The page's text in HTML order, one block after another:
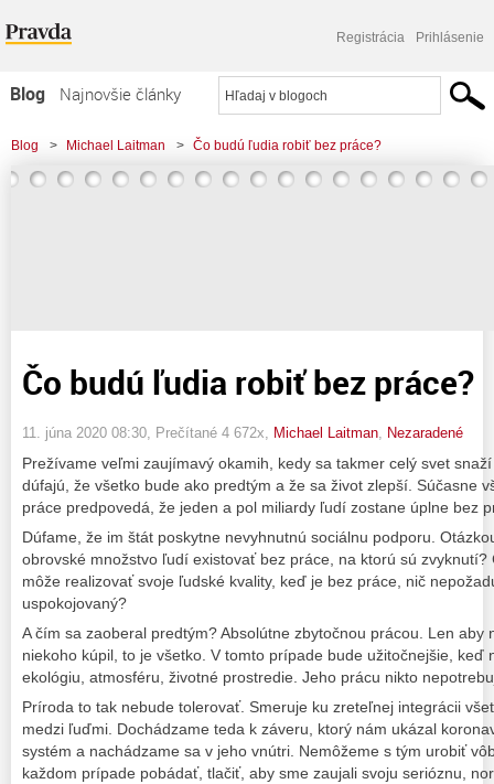
Registrácia Prihlásenie
Blog
Najnovšie články
Najčítanejšie články
Najkomentovanejšie články
Blog > Michael Laitman > Čo budú ľudia robiť bez práce?
Čo budú ľudia robiť bez práce?
11. júna 2020 08:30 , Prečítané 4 672x, Michael Laitman Nezaradené
Prežívame veľmi zaujímavý okamih, kedy sa takmer celý svet
dúfajú, že všetko bude ako predtým a že sa život zlepší. Súčasne
práce predpovedá, že jeden a pol miliardy ľudí zostane úplne bez
Dúfame, že im štát poskytne nevyhnutnú sociálnu podporu.
obrovské množstvo ľudí existovať bez práce, na ktorú sú zvyknutí?
môže realizovať svoje ľudské kvality, keď je bez práce, nič
uspokojovaný?
A čím sa zaoberal predtým? Absolútne zbytočnou prácou. Len aby
niekoho kúpil, to je všetko. V tomto prípade bude užitočnejšie, keď
ekológiu, atmosféru, životné prostredie. Jeho prácu nikto
Príroda to tak nebude tolerovať. Smeruje ku zreteľnej integrácii
medzi ľuďmi. Dochádzame teda k záveru, ktorý nám ukázal
systém a nachádzame sa v jeho vnútri. Nemôžeme s tým urobiť
každom prípade pobádať, tlačiť, aby sme zaujali svoju serióznu,